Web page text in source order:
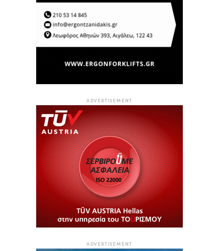
ADVERTISEMENT
ADVERTISEMENT